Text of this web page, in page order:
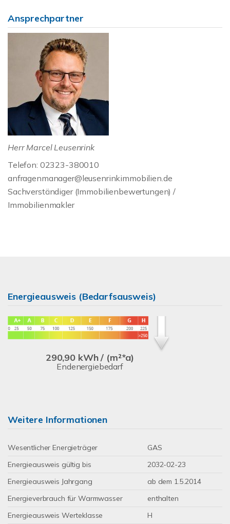
Ansprechpartner
Herr Marcel Leusenrink
Telefon: 02323-380010
anfragenmanager@leusenrinkimmobilien.de
Sachverständiger (Immobilienbewertungen) /
Immobilienmakler
Energieausweis (Bedarfsausweis)
290,90 kWh / (m²*a)
Endenergiebedarf
Weitere Informationen
Wesentlicher Energieträger
GAS
Energieausweis gültig bis
2032-02-23
Energieausweis Jahrgang
ab dem 1.5.2014
Energieverbrauch für Warmwasser
enthalten
Energieausweis Werteklasse
H